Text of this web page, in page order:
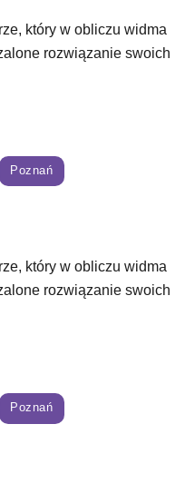
który w obliczu widma
rozwiązanie swoich
Poznań
który w obliczu widma
rozwiązanie swoich
Poznań